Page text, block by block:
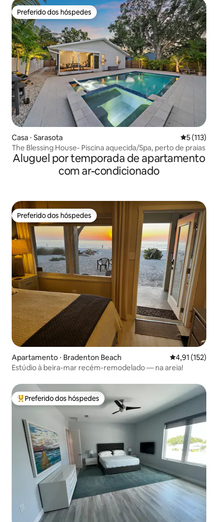
Preferido dos hóspedes
Preferido dos hóspedes
Casa ⋅ Sarasota 5 de uma
5 (113)
The Blessing House- Piscina aquecida/Spa, perto de praias
Aluguel por temporada de apartamento
com ar-condicionado
Preferido dos hóspedes
Preferido dos hóspedes
Apartamento ⋅ Bradenton Beach 4,91 de uma
4,91 (152)
Estúdio à beira-mar recém-remodelado — na areia!
Entre os melhores preferidos dos hóspedes
Preferido dos hóspedes